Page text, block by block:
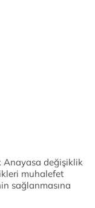
Anayasa değişiklik
muhalefet
sağlanmasına